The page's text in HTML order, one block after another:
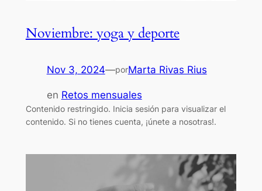
Noviembre: yoga y deporte
Nov 3, 2024—porMarta Rivas Rius
en Retos mensuales
Contenido restringido. Inicia sesión para visualizar el
contenido. Si no tienes cuenta, ¡únete a nosotras!.